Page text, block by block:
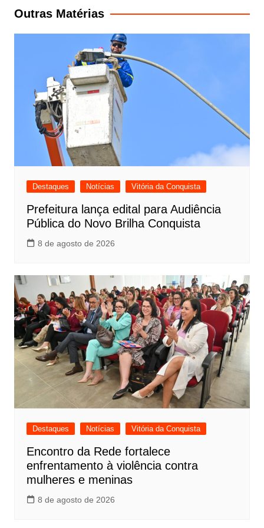
Post
Outras Matérias
Destaques Notícias Vitória da Conquista
Prefeitura lança edital para Audiência
Pública do Novo Brilha Conquista
8 de agosto de 2026
Destaques Notícias Vitória da Conquista
Encontro da Rede fortalece
enfrentamento à violência contra
mulheres e meninas
8 de agosto de 2026